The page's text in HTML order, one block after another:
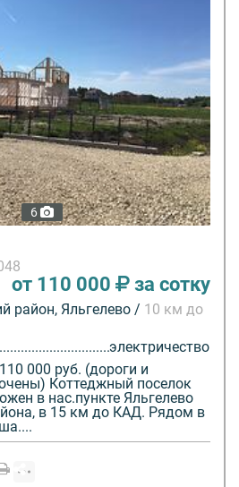
6
от 110 000 за сотку
район, Яльгелево / 10 км до
электричество
000 руб. (дороги и
Коттеджный поселок
в нас.пункте Яльгелево
в 15 км до КАД. Рядом в